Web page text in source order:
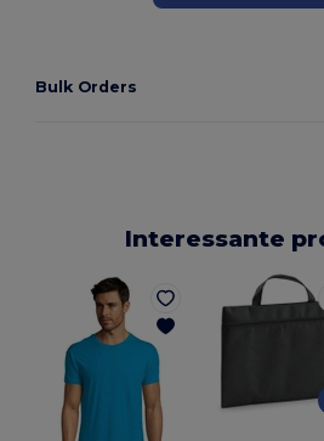
Bulk Orders
Interessante